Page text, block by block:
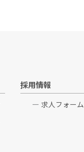
採用情報
求人フォーム